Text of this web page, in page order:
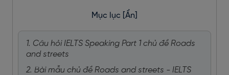
Mục lục [Ẩn]
1. Câu hỏi IELTS Speaking Part 1 chủ đề Roads
and streets
2. Bài mẫu chủ đề Roads and streets - IELTS